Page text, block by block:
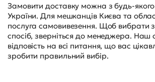
Замовити доставку можна з будь-якого
України. Для мешканців Києва та
послуга самовивезення. Щоб вибрати
спосіб, зверніться до менеджера. Наш
відповість на всі питання, що вас
зробити правильний вибір.